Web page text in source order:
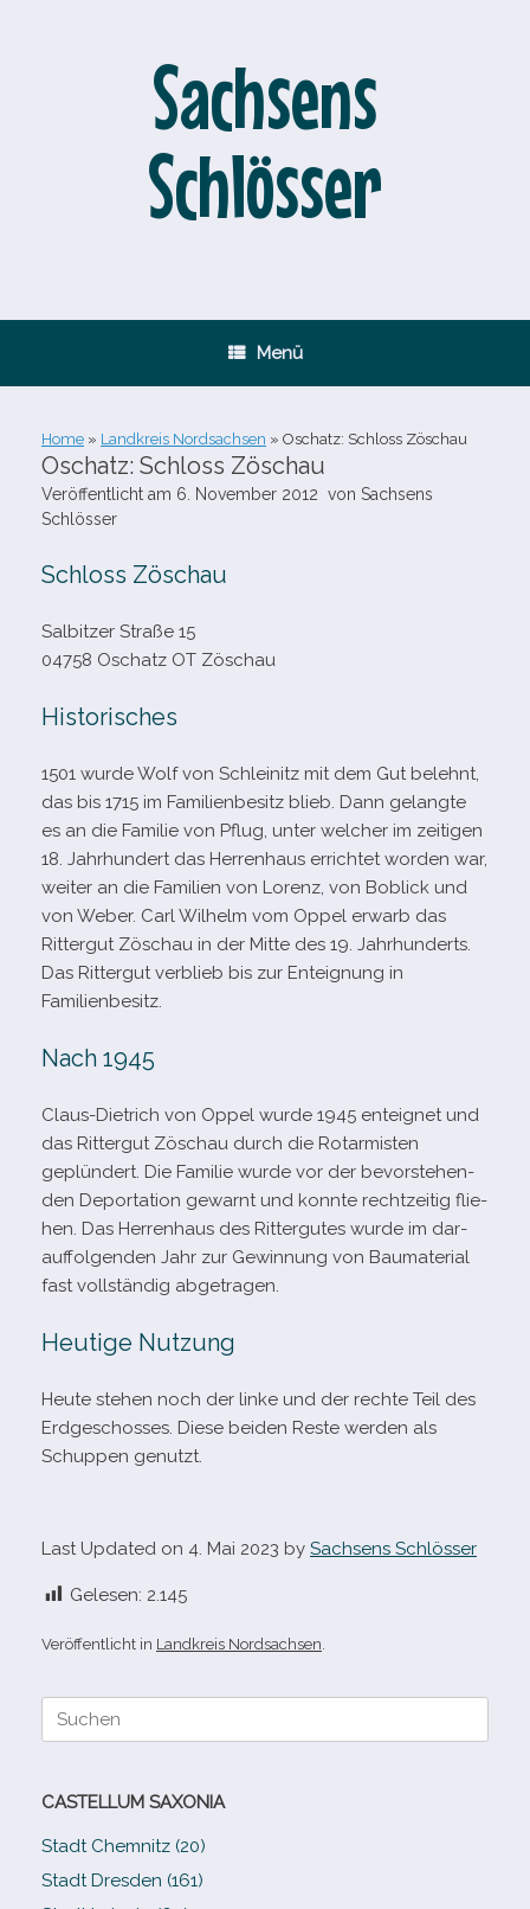
Sachsens
Schlösser
Menü
Home » Landkreis Nordsachsen » Oschatz: Schloss Zöschau
Oschatz: Schloss Zöschau
Veröffentlicht am 6. November 2012 von Sachsens
Schlösser
Schloss Zöschau
Salbitzer Straße 15
04758 Oschatz OT Zöschau
Historisches
1501 wurde Wolf von Schleinitz mit dem Gut belehnt,
das bis 1715 im Familienbesitz blieb. Dann gelangte
es an die Familie von Pflug, unter wel­cher im zei­ti­gen
18. Jahrhundert das Herrenhaus errich­tet wor­den war,
wei­ter an die Familien von Lorenz, von Boblick und
von Weber. Carl Wilhelm vom Oppel erwarb das
Rittergut Zöschau in der Mitte des 19. Jahrhunderts.
Das Rittergut ver­blieb bis zur Enteignung in
Familienbesitz.
Nach 1945
Claus-​Dietrich von Oppel wurde 1945 ent­eig­net und
das Rittergut Zöschau durch die Rotarmisten
geplün­dert. Die Familie wurde vor der bevor­ste­hen­
den Deportation gewarnt und konnte recht­zei­tig flie­
hen. Das Herrenhaus des Rittergutes wurde im dar­
auf­fol­gen­den Jahr zur Gewinnung von Baumaterial
fast voll­stän­dig abgetragen.
Heutige Nutzung
Heute ste­hen noch der linke und der rechte Teil des
Erdgeschosses. Diese bei­den Reste wer­den als
Schuppen genutzt.
Last Updated on 4. Mai 2023 by Sachsens Schlösser
Gelesen: 2.145
Veröffentlicht in Landkreis Nordsachsen
Suche
CASTELLUM SAXONIA
Stadt Chemnitz (20)
Stadt Dresden (161)